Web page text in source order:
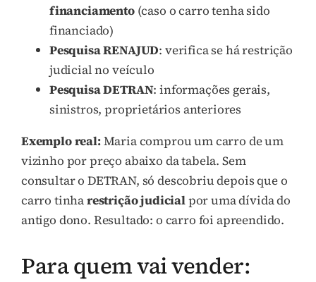
financiamento(caso o carro tenha sido
financiado)
Pesquisa RENAJUD: verifica se há restrição
judicial no veículo
Pesquisa DETRAN: informações gerais,
sinistros, proprietários anteriores
Exemplo real:Maria comprou um carro de um
vizinho por preço abaixo da tabela. Sem
consultar o DETRAN, só descobriu depois que o
carro tinharestrição judicialpor uma dívida do
antigo dono. Resultado: o carro foi apreendido.
Para quem vai vender: